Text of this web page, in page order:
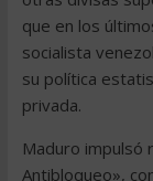
que en los
socialista
su política
privada.
Maduro impulsó
Antibloqueo»,